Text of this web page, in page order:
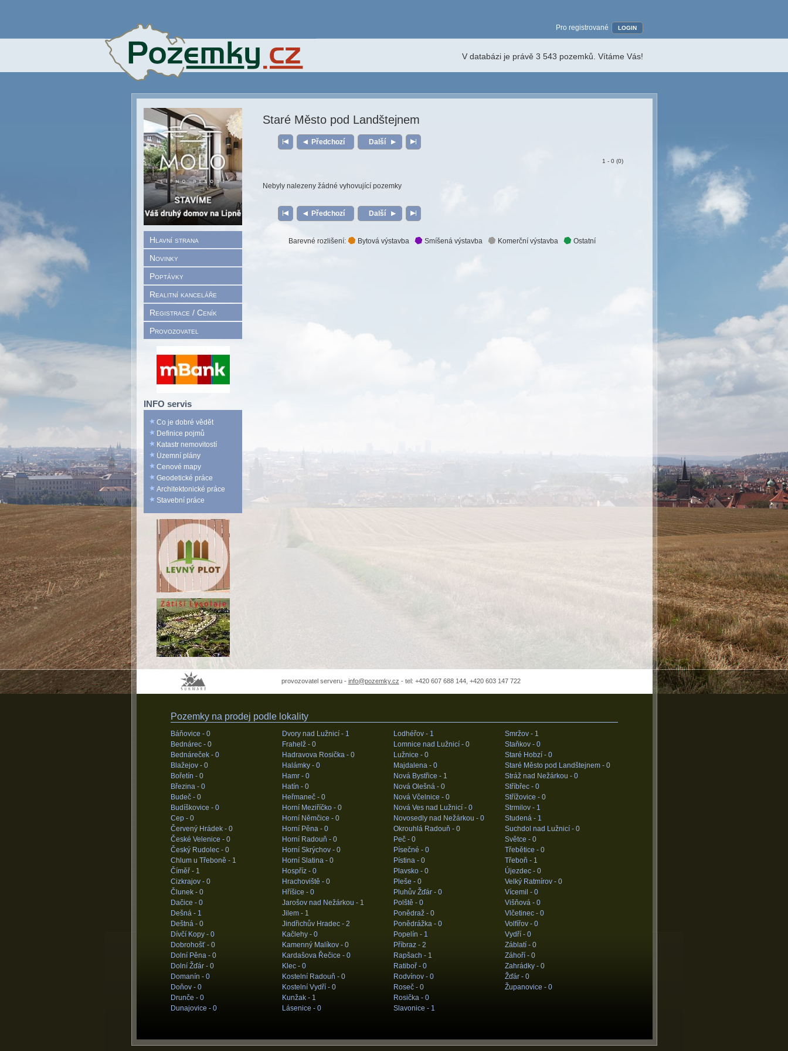
Hlavní strana
Novinky
Poptávky
Realitní kanceláře
Registrace / Ceník
Provozovatel
INFO servis
Co je dobré vědět
Definice pojmů
Katastr nemovitostí
Územní plány
Cenové mapy
Geodetické práce
Architektonické práce
Stavební práce
Pro registrované LOGIN
V databázi je právě 3 543 pozemků. Vítáme Vás!
Staré Město pod Landštejnem
Předchozí Další
1 - 0 (0)
Nebyly nalezeny žádné vyhovující pozemky
Předchozí Další
Barevné rozlišení: Bytová výstavba Smíšená výstavba Komerční výstavba Ostatní
provozovatel serveru - info@pozemky.cz - tel: +420 607 688 144, +420 603 147 722
Pozemky na prodej podle lokality
Báňovice - 0
Bednárec - 0
Bednáreček - 0
Blažejov - 0
Bořetín - 0
Březina - 0
Budeč - 0
Budíškovice - 0
Cep - 0
Červený Hrádek - 0
České Velenice - 0
Český Rudolec - 0
Chlum u Třeboně - 1
Číměř - 1
Cizkrajov - 0
Člunek - 0
Dačice - 0
Dešná - 1
Deštná - 0
Dívčí Kopy - 0
Dobrohošť - 0
Dolní Pěna - 0
Dolní Žďár - 0
Domanín - 0
Doňov - 0
Drunče - 0
Dunajovice - 0
Dvory nad Lužnicí - 1
Frahelž - 0
Hadravova Rosička - 0
Halámky - 0
Hamr - 0
Hatín - 0
Heřmaneč - 0
Horní Meziříčko - 0
Horní Němčice - 0
Horní Pěna - 0
Horní Radouň - 0
Horní Skrýchov - 0
Horní Slatina - 0
Hospříz - 0
Hrachoviště - 0
Hříšice - 0
Jarošov nad Nežárkou - 1
Jilem - 1
Jindřichův Hradec - 2
Kačlehy - 0
Kamenný Malíkov - 0
Kardašova Řečice - 0
Klec - 0
Kostelní Radouň - 0
Kostelní Vydří - 0
Kunžak - 1
Lásenice - 0
Lodhéřov - 1
Lomnice nad Lužnicí - 0
Lužnice - 0
Majdalena - 0
Nová Bystřice - 1
Nová Olešná - 0
Nová Včelnice - 0
Nová Ves nad Lužnicí - 0
Novosedly nad Nežárkou - 0
Okrouhlá Radouň - 0
Peč - 0
Písečné - 0
Pístina - 0
Plavsko - 0
Pleše - 0
Pluhův Žďár - 0
Polště - 0
Ponědraž - 0
Ponědrážka - 0
Popelín - 1
Příbraz - 2
Rapšach - 1
Ratiboř - 0
Rodvínov - 0
Roseč - 0
Rosička - 0
Slavonice - 1
Smržov - 1
Staňkov - 0
Staré Hobzí - 0
Staré Město pod Landštejnem - 0
Stráž nad Nežárkou - 0
Stříbřec - 0
Střížovice - 0
Strmilov - 1
Studená - 1
Suchdol nad Lužnicí - 0
Světce - 0
Třebětice - 0
Třeboň - 1
Újezdec - 0
Velký Ratmírov - 0
Vícemil - 0
Višňová - 0
Vlčetinec - 0
Volfířov - 0
Vydří - 0
Záblatí - 0
Záhoří - 0
Zahrádky - 0
Žďár - 0
Županovice - 0